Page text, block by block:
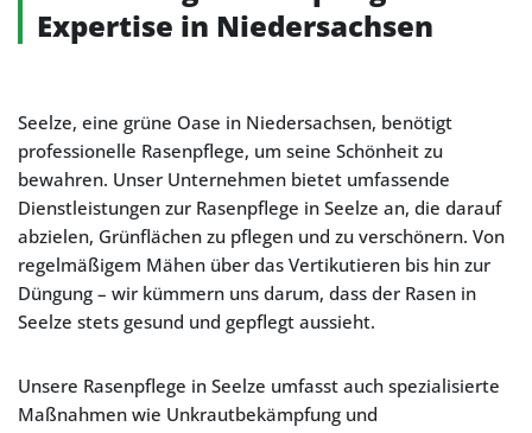
Expertise in Niedersachsen
Seelze, eine grüne Oase in Niedersachsen, benötigt
professionelle Rasenpflege, um seine Schönheit zu
bewahren. Unser Unternehmen bietet umfassende
Dienstleistungen zur Rasenpflege in Seelze an, die darauf
abzielen, Grünflächen zu pflegen und zu verschönern. Von
regelmäßigem Mähen über das Vertikutieren bis hin zur
Düngung – wir kümmern uns darum, dass der Rasen in
Seelze stets gesund und gepflegt aussieht.
Unsere Rasenpflege in Seelze umfasst auch spezialisierte
Maßnahmen wie Unkrautbekämpfung und